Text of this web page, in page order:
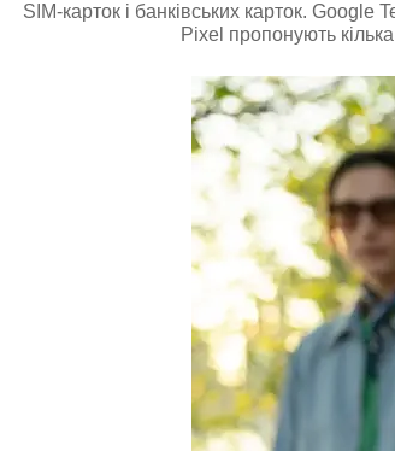
SIM-карток і банківських карток.
Pixel пропонують